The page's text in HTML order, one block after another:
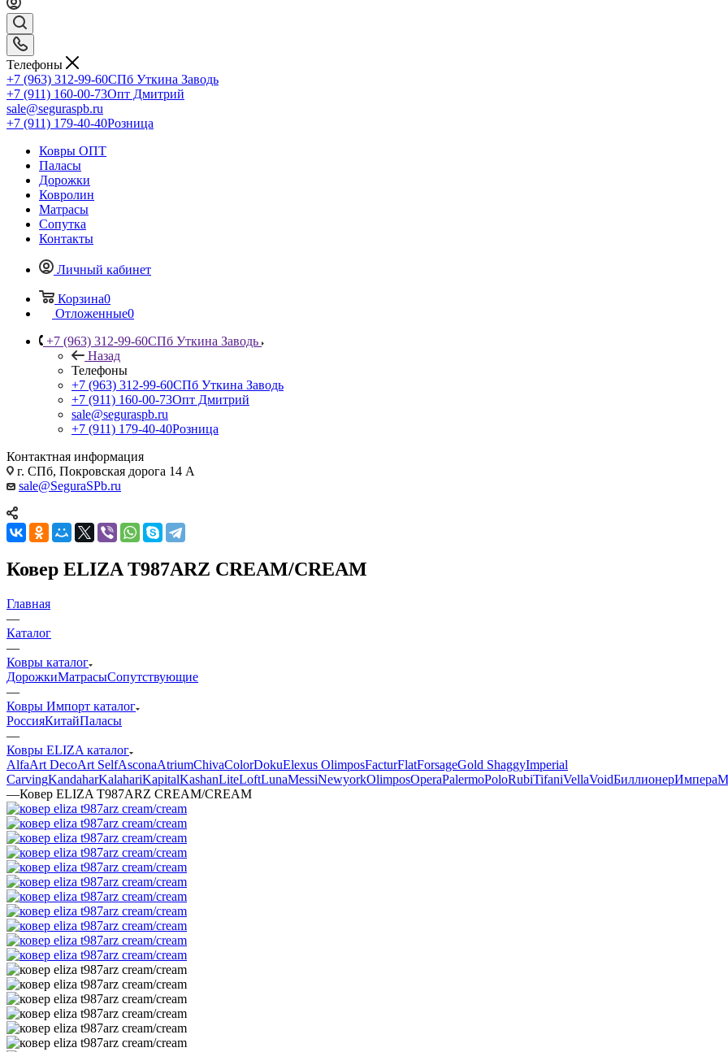
Телефоны
+7 (963) 312-99-60СПб Уткина Заводь
+7 (911) 160-00-73Опт Дмитрий
sale@seguraspb.ru
+7 (911) 179-40-40Розница
Ковры ОПТ
Паласы
Дорожки
Ковролин
Матрасы
Сопутка
Контакты
Личный кабинет
Корзина0
Отложенные0
+7 (963) 312-99-60СПб Уткина Заводь
Назад
Телефоны
+7 (963) 312-99-60СПб Уткина Заводь
+7 (911) 160-00-73Опт Дмитрий
sale@seguraspb.ru
+7 (911) 179-40-40Розница
Контактная информация
г. СПб, Покровская дорога 14 А
sale@SeguraSPb.ru
Ковер ELIZA T987ARZ CREAM/CREAM
Главная
—
Каталог
—
Ковры каталог
ДорожкиМатрасыСопутствующие
—
Ковры Импорт каталог
РоссияКитайПаласы
—
Ковры ELIZA каталог
AlfaArt DecoArt SelfAsconaAtriumChivaColorDokuElexus OlimposFacturFlatForsageGold ShaggyImperial
CarvingKandaharKalahariKapitalKashanLiteLoftLunaMessiNewyorkOlimposOperaPalermoPoloRubiTifaniVellaVoidБиллионерИмпера
—Ковер ELIZA T987ARZ CREAM/CREAM